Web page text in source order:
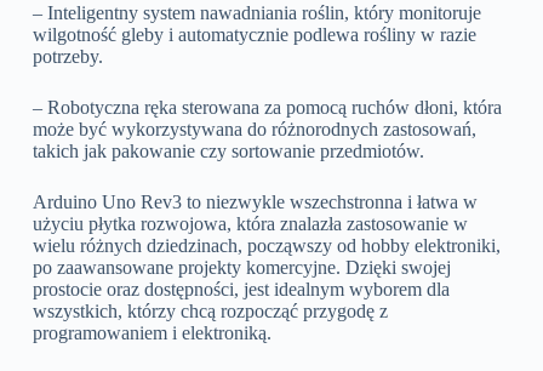
– Inteligentny system nawadniania roślin, który monitoruje
wilgotność gleby i automatycznie podlewa rośliny w razie
potrzeby.
– Robotyczna ręka sterowana za pomocą ruchów dłoni, która
może być wykorzystywana do różnorodnych zastosowań,
takich jak pakowanie czy sortowanie przedmiotów.
Arduino Uno Rev3 to niezwykle wszechstronna i łatwa w
użyciu płytka rozwojowa, która znalazła zastosowanie w
wielu różnych dziedzinach, począwszy od hobby elektroniki,
po zaawansowane projekty komercyjne. Dzięki swojej
prostocie oraz dostępności, jest idealnym wyborem dla
wszystkich, którzy chcą rozpocząć przygodę z
programowaniem i elektroniką.